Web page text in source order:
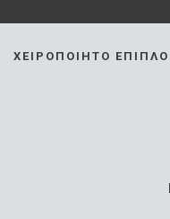
ΧΕΙΡΟΠΟΊΗΤΟ